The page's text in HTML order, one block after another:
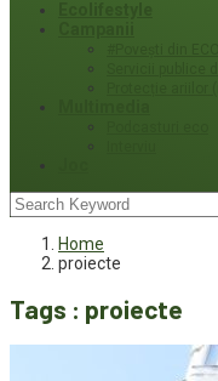
Home
proiecte
Tags : proiecte